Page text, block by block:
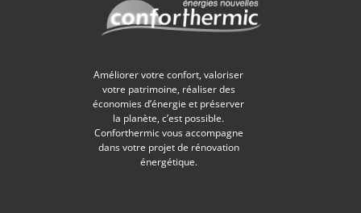
Améliorer votre confort, valoriser
votre patrimoine, réaliser des
économies d’énergie et préserver
la planète, c’est possible.
Conforthermic vous accompagne
dans votre projet de rénovation
énergétique.